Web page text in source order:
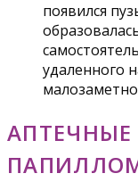
появился
удаленного
АПТЕЧНЫЕ